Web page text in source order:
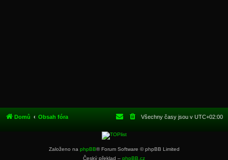
Domů Obsah fóra Všechny časy jsou v UTC+02:00
Založeno na phpBB® Forum Software © phpBB Limited
Český překlad – phpBB.cz